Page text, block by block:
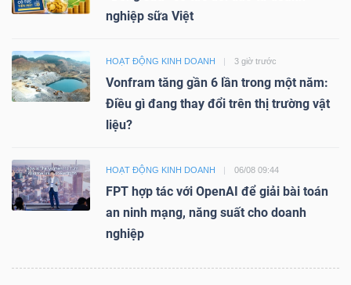
nghiệp sữa Việt
HOẠT ĐỘNG KINH DOANH 3 giờ trước
Vonfram tăng gần 6 lần trong một năm:
Điều gì đang thay đổi trên thị trường vật
liệu?
HOẠT ĐỘNG KINH DOANH 06/08 09:44
FPT hợp tác với OpenAI để giải bài toán
an ninh mạng, năng suất cho doanh
nghiệp